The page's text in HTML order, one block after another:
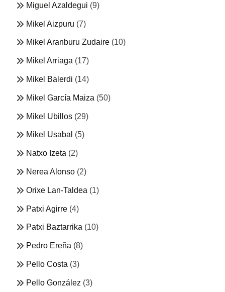
Miguel Azaldegui (9)
Mikel Aizpuru (7)
Mikel Aranburu Zudaire (10)
Mikel Arriaga (17)
Mikel Balerdi (14)
Mikel García Maiza (50)
Mikel Ubillos (29)
Mikel Usabal (5)
Natxo Izeta (2)
Nerea Alonso (2)
Orixe Lan-Taldea (1)
Patxi Agirre (4)
Patxi Baztarrika (10)
Pedro Ereña (8)
Pello Costa (3)
Pello González (3)